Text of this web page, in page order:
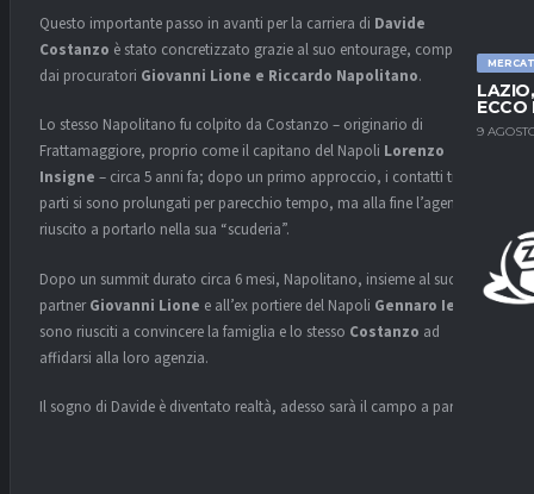
ECCO
9
Questo importante passo in avanti per la carriera di Davide
Costanzo è stato concretizzato grazie al suo entourage, composto
dai procuratori Giovanni Lione e Riccardo Napolitano.
Lo stesso Napolitano fu colpito da Costanzo – originario di
Frattamaggiore, proprio come il capitano del Napoli Lorenzo
Insigne – circa 5 anni fa; dopo un primo approccio, i contatti tra le
parti si sono prolungati per parecchio tempo, ma alla fine l’agente è
riuscito a portarlo nella sua “scuderia”.
Dopo un summit durato circa 6 mesi, Napolitano, insieme al suo
partnerGiovanni Lione e all’ex portiere del Napoli Gennaro Iezzo
sono riusciti a convincere la famiglia e lo stesso Costanzo ad
affidarsi alla loro agenzia.
Il sogno di Davide è diventato realtà, adesso sarà il campo a parlare.